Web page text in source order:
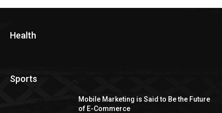
Health
Sports
Mobile Marketing is Said to Be the Future
of E-Commerce